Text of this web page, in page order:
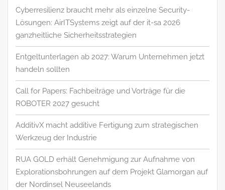
Cyberresilienz braucht mehr als einzelne Security-
Lösungen: AirITSystems zeigt auf der it-sa 2026
ganzheitliche Sicherheitsstrategien
Entgeltunterlagen ab 2027: Warum Unternehmen jetzt
handeln sollten
Call for Papers: Fachbeiträge und Vorträge für die
ROBOTER 2027 gesucht
AdditivX macht additive Fertigung zum strategischen
Werkzeug der Industrie
RUA GOLD erhält Genehmigung zur Aufnahme von
Explorationsbohrungen auf dem Projekt Glamorgan auf
der Nordinsel Neuseelands